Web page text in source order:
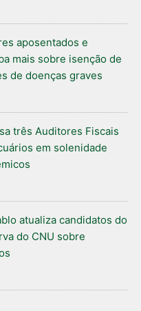
aposentados e
mais sobre isenção de
de doenças graves
três Auditores Fiscais
em solenidade
atualiza candidatos do
do CNU sobre